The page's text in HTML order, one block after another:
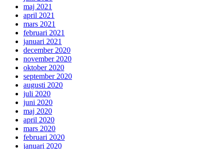
maj 2021
april 2021
mars 2021
februari 2021
januari 2021
december 2020
november 2020
oktober 2020
september 2020
augusti 2020
juli 2020
juni 2020
maj 2020
april 2020
mars 2020
februari 2020
januari 2020